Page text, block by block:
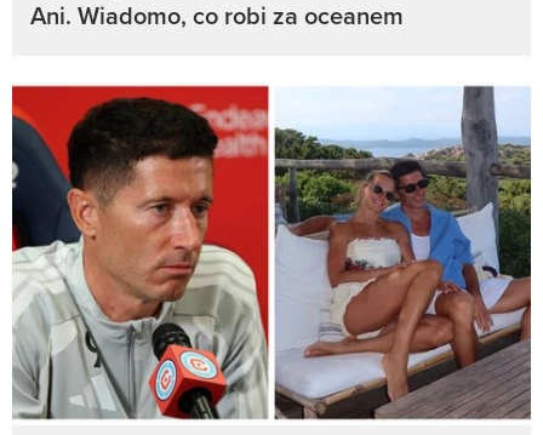
Ani. Wiadomo, co robi za oceanem